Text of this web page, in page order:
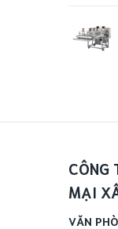
CÔNG
MẠI
VĂN